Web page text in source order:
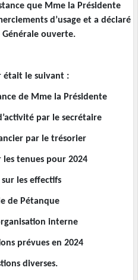
que Mme la Présidente
d’usage et a déclaré
Générale ouverte.
était le suivant :
de Mme la Présidente
par le secrétaire
par le trésorier
tenues pour 2024
les effectifs
Pétanque
interne
prévues en 2024
diverses.